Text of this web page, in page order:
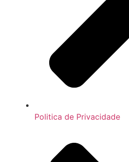
Politica de Privacidade